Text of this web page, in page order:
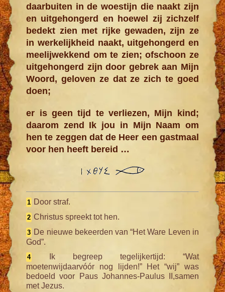
daarbuiten in de woestijn die naakt zijn
en uitgehongerd en hoewel zij zichzelf
bedekt zien met rijke gewaden, zijn ze
in werkelijkheid naakt, uitgehongerd en
meelijwekkend om te zien; ofschoon ze
uitgehongerd zijn door gebrek aan Mijn
Woord, geloven ze dat ze zich te goed
doen;
er is geen tijd te verliezen, Mijn kind;
daarom zend Ik jou in Mijn Naam om
hen te zeggen dat de Heer een gastmaal
voor hen heeft bereid …
1 Door straf.
2 Christus spreekt tot hen.
3 De nieuwe bekeerden van “Het Ware Leven in
God”.
4
Ik begreep tegelijkertijd: “Wat
moetenwijdaarvóór nog lijden!” Het “wij” was
bedoeld voor Paus Johannes-Paulus II,samen
met Jezus.